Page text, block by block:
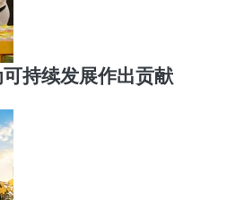
持续发展作出贡献